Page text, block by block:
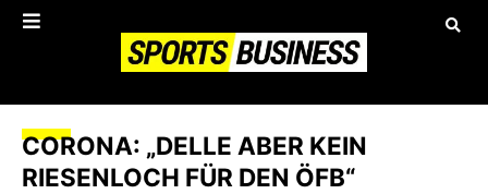
CORONA: „DELLE ABER KEIN
RIESENLOCH FÜR DEN ÖFB“